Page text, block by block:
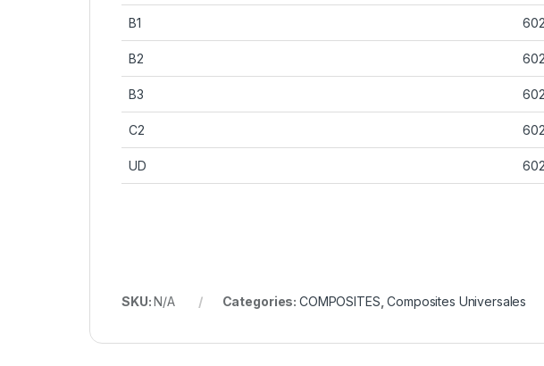
B1
B2
B3
C2
UD
SKU:N/A Categories: COMPOSITES ,Composites Universales